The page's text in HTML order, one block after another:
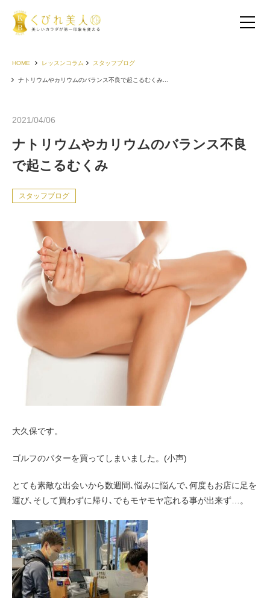
お客様の声（40代）
お客様の声（50代以上）
お客様の声（男性）
HOME レッスンコラム スタッフブログ
ナトリウムやカリウムのバランス不良で起こるむくみ...
2021/04/06
ナトリウムやカリウムのバランス不良
で起こるむくみ
スタッフブログ
大久保です。
ゴルフのパターを買ってしまいました。(小声)
とても素敵な出会いから数週間､悩みに悩んで､何度もお店に足を
運び､そして買わずに帰り､でもモヤモヤ忘れる事が出来ず…。